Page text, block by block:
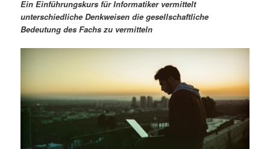
ä
r
n
n
d
r
n
a
v
i
o
Ein Einführungskurs für Informatiker vermittelt
unterschiedliche Denkweisen die gesellschaftliche
Bedeutung des Fachs zu vermitteln